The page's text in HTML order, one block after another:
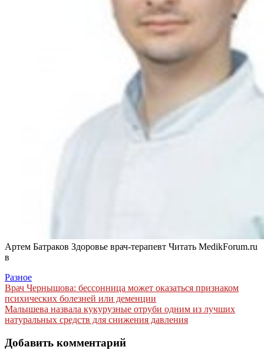
Артем Батраков Здоровье врач-терапевт Читать MedikForum.ru
в
Разное
Навигация
по
записям
Врач Чернышова: бессонница может оказаться признаком
психических болезней или деменции
Малышева назвала кукурузные отруби одним из лучших
натуральных средств для снижения давления
Добавить комментарий